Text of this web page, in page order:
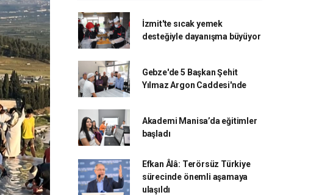
İzmit'te sıcak yemek
desteğiyle dayanışma büyüyor
Gebze'de 5 Başkan Şehit
Yılmaz Argon Caddesi'nde
Akademi Manisa’da eğitimler
başladı
Efkan Âlâ: Terörsüz Türkiye
sürecinde önemli aşamaya
ulaşıldı